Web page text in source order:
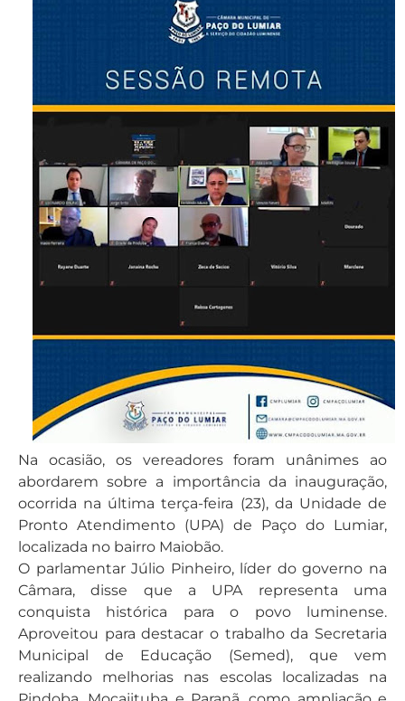
Na ocasião, os vereadores foram unânimes ao
abordarem sobre a importância da inauguração,
ocorrida na última terça-feira (23), da Unidade de
Pronto Atendimento (UPA) de Paço do Lumiar,
localizada no bairro Maiobão.
O parlamentar Júlio Pinheiro, líder do governo na
Câmara, disse que a UPA representa uma
conquista histórica para o povo luminense.
Aproveitou para destacar o trabalho da Secretaria
Municipal de Educação (Semed), que vem
realizando melhorias nas escolas localizadas na